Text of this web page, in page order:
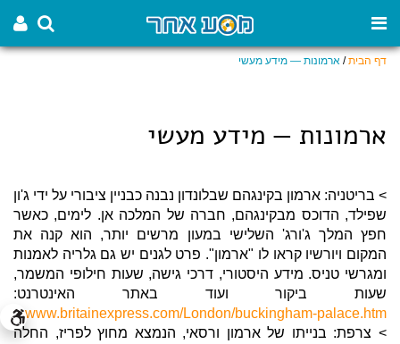
דף הבית/ ארמונות — מידע מעשי
ארמונות — מידע מעשי
> בריטניה: ארמון בקינגהם שבלונדון נבנה כבניין ציבורי על ידי ג'ון
שפילד, הדוכס מבקינגהם, חברה של המלכה אן. לימים, כאשר
חפץ המלך ג'ורג' השלישי במעון מרשים יותר, הוא קנה את
המקום ויורשיו קראו לו "ארמון". פרט לגנים יש גם גלריה לאמנות
ומגרשי טניס. מידע היסטורי, דרכי גישה, שעות חילופי המשמר,
שעות ביקור ועוד באתר האינטרנט:
www.britainexpress.com/London/buckingham-palace.htm
.
> צרפת: בנייתו של ארמון ורסאי, הנמצא מחוץ לפריז, החלה